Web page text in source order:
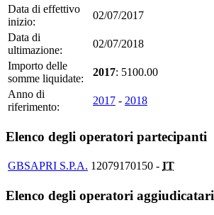
Data di effettivo
inizio:
02/07/2017
Data di
ultimazione:
02/07/2018
Importo delle
somme liquidate:
2017: 5100.00
Anno di
riferimento:
2017 - 2018
Elenco degli operatori partecipanti
GBSAPRI S.P.A. 12079170150 - IT
Elenco degli operatori aggiudicatari